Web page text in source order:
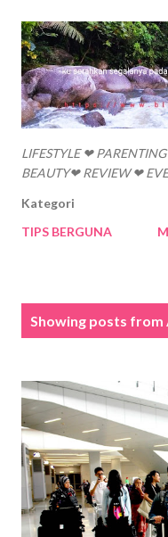
LIFESTYLE ❤
BEAUTY❤ REVIEW ❤
Kategori
TIPS BERGUNA
Showing posts from